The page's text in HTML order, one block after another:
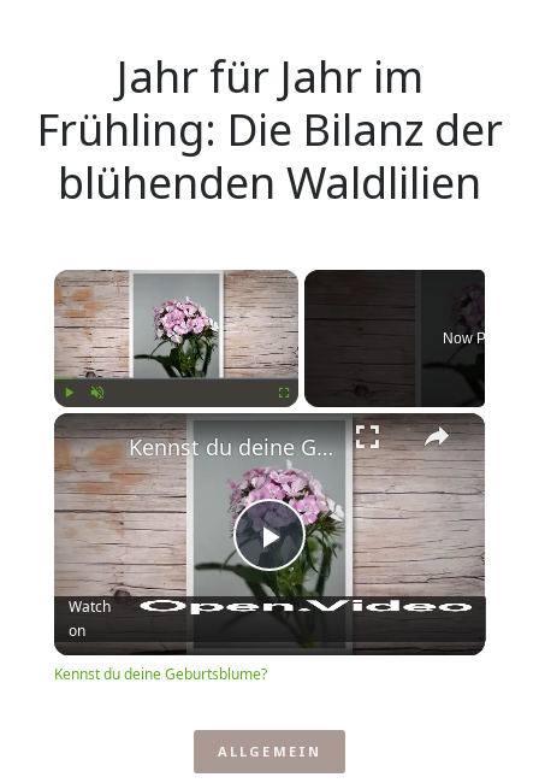
Jahr für Jahr im
Frühling: Die Bilanz der
blühenden Waldlilien
×
Fullscreen
Now Playing
×
Play
Video
Kennst du deine Geburtsblume?
Watch
on
Kennst du deine Geburtsblume?
ALLGEMEIN